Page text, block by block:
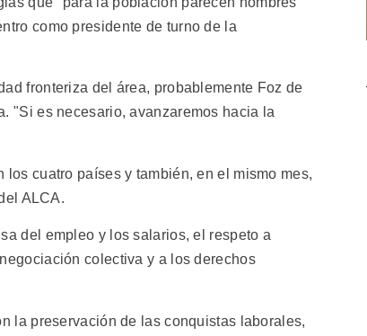
como presidente de turno de la
fronteriza del área, probablemente Foz de
"Si es necesario, avanzaremos hacia la
cuatro países y también, en el mismo mes,
ALCA.
del empleo y los salarios, el respeto a
colectiva y a los derechos
la preservación de las conquistas laborales,